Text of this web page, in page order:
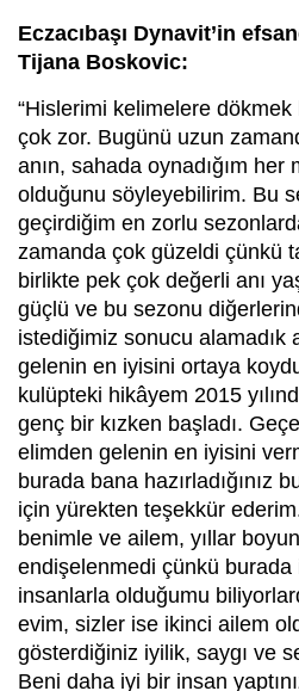
Eczacıbaşı Dynavit’in
Tijana Boskovic:
“Hislerimi kelimelere
çok zor. Bugünü uzun
anın, sahada oynadığım her
olduğunu söyleyebilirim. Bu
geçirdiğim en zorlu
zamanda çok güzeldi çünkü
birlikte pek çok değerli anı
güçlü ve bu sezonu
istediğimiz sonucu alamadık
gelenin en iyisini ortaya
kulüpteki hikâyem 2015
genç bir kızken başladı.
elimden gelenin en iyisini
burada bana hazırladığınız
için yürekten teşekkür
benimle ve ailem, yıllar
endişelenmedi çünkü
insanlarla olduğumu
evim, sizler ise ikinci ailem
gösterdiğiniz iyilik, saygı ve
Beni daha iyi bir insan